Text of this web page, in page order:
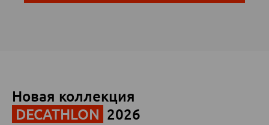
Новая коллекция
DECATHLON 2026